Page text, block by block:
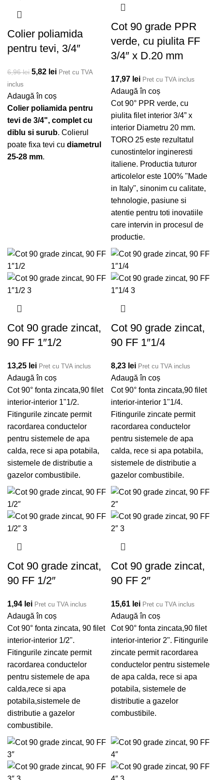
Colier poliamida
pentru tevi, 3/4″
6,96lei Prețul inițial a fost:
5,82 lei Prețul curent
Pret cu TVA
inclus
Adaugă în coș
Colier poliamida pentru
tevi de 3/4", complet cu
diblu si surub. Colierul
poate fixa tevi cu diametrul
25-28 mm.
Cot 90 grade PPR
verde, cu piulita FF
3/4″ x D.20 mm
17,97 lei Pret cu TVA inclus
Adaugă în coș
Cot 90° PPR verde, cu
piulita filet interior 3/4” x
interior Diametru 20 mm.
TORO 25 este rezultatul
cunostintelor ingineresti
italiene. Productia tuturor
articolelor este 100% "Made
in Italy", sinonim cu calitate,
tehnologie, pasiune si
atentie pentru toti inovatiile
care intervin in procesul de
productie.
Cot 90 grade zincat,
90 FF 1″1/2
13,25 lei Pret cu TVA inclus
Adaugă în coș
Cot 90° fonta zincata,90 filet
interior-interior 1"1/2.
Fitingurile zincate permit
racordarea conductelor
pentru sistemele de apa
calda, rece si apa potabila,
sistemele de distributie a
gazelor combustibile.
Cot 90 grade zincat,
90 FF 1″1/4
8,23 lei Pret cu TVA inclus
Adaugă în coș
Cot 90° fonta zincata,90 filet
interior-interior 1"1/4.
Fitingurile zincate permit
racordarea conductelor
pentru sistemele de apa
calda, rece si apa potabila,
sistemele de distributie a
gazelor combustibile.
Cot 90 grade zincat,
90 FF 1/2″
1,94 lei Pret cu TVA inclus
Adaugă în coș
Cot 90° fonta zincata, 90 filet
interior-interior 1/2".
Fitingurile zincate permit
racordarea conductelor
pentru sistemele de apa
calda,rece si apa
potabila,sistemele de
distributie a gazelor
combustibile.
Cot 90 grade zincat,
90 FF 2″
15,61 lei Pret cu TVA inclus
Adaugă în coș
Cot 90° fonta zincata,90 filet
interior-interior 2". Fitingurile
zincate permit racordarea
conductelor pentru sistemele
de apa calda, rece si apa
potabila, sistemele de
distributie a gazelor
combustibile.